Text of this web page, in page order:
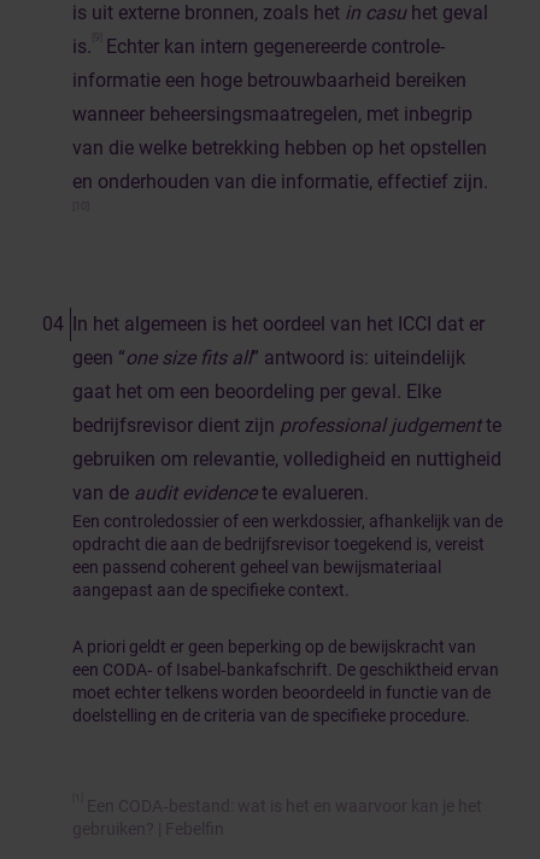
is uit externe bronnen, zoals het in casuhet geval
is.
Echter kan intern gegenereerde controle-
informatie een hoge betrouwbaarheid bereiken
wanneer beheersingsmaatregelen, met inbegrip
van die welke betrekking hebben op het opstellen
en onderhouden van die informatie, effectief zijn.
In het algemeen is het oordeel van het ICCI dat er
geen “one size fits all” antwoord is: uiteindelijk
gaat het om een beoordeling per geval. Elke
bedrijfsrevisor dient zijn professional judgementte
gebruiken om relevantie, volledigheid en nuttigheid
van de audit evidencete evalueren.
Een controledossier of een werkdossier, afhankelijk van de
opdracht die aan de bedrijfsrevisor toegekend is, vereist
een passend coherent geheel van bewijsmateriaal
aangepast aan de specifieke context.
A priori geldt er geen beperking op de bewijskracht van
een CODA‑ of Isabel‑bankafschrift. De geschiktheid ervan
moet echter telkens worden beoordeeld in functie van de
doelstelling en de criteria van de specifieke procedure.
Een CODA‑bestand: wat is het en waarvoor kan je het
gebruiken? | Febelfin